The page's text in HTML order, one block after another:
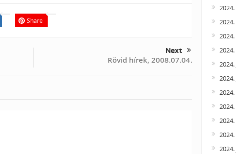
Share
Next
Rövid hírek, 2008.07.04.